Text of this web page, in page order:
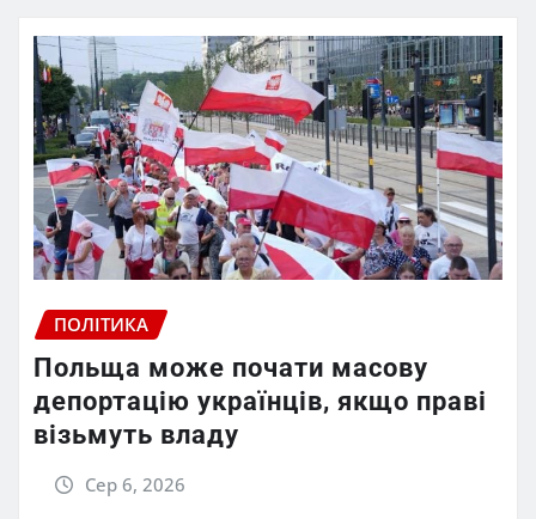
ПОЛІТИКА
Польща може почати масову
депортацію українців, якщо праві
візьмуть владу
Сер 6, 2026